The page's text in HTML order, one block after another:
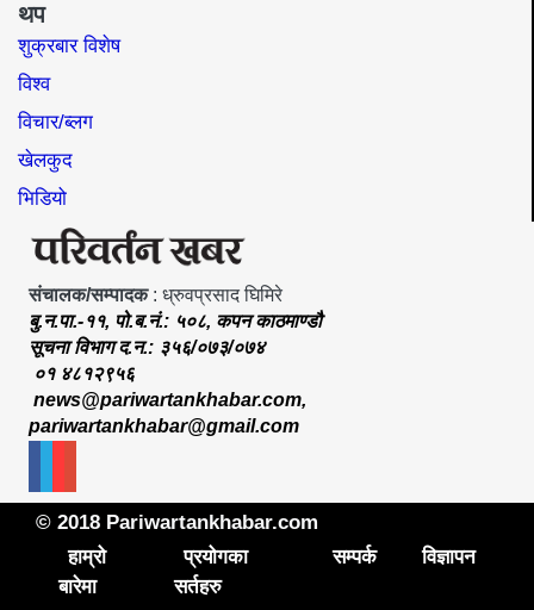
थप
शुक्रबार विशेष
विश्व
विचार/ब्लग
खेलकुद
भिडियो
संचालक/सम्पादक: ध्रुवप्रसाद घिमिरे
बु.न.पा.-११, पो.ब.नं.: ५०८, कपन काठमाण्डौ
सूचना विभाग द.न.: ३५६/०७३/०७४
०१ ४८१२९५६
news@pariwartankhabar.com,
pariwartankhabar@gmail.com
© 2018 Pariwartankhabar.com
हाम्रो
बारेमा
प्रयोगका
सर्तहरु
सम्पर्क विज्ञापन